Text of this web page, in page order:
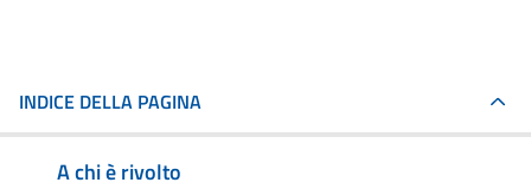
INDICE DELLA PAGINA
A chi è rivolto